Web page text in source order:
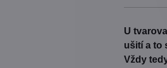
U
ušití a to
Vždy